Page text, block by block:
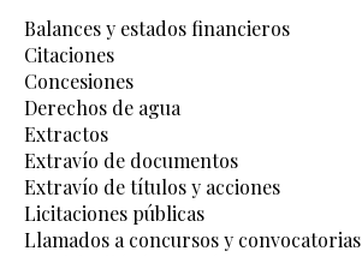
Balances y estados financieros
Citaciones
Concesiones
Derechos de agua
Extractos
Extravío de documentos
Extravío de títulos y acciones
Licitaciones públicas
Llamados a concursos y convocatorias